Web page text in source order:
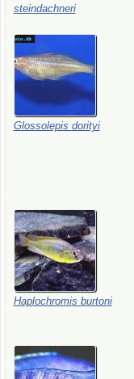
steindachneri
Glossolepis dorityi
Haplochromis burtoni